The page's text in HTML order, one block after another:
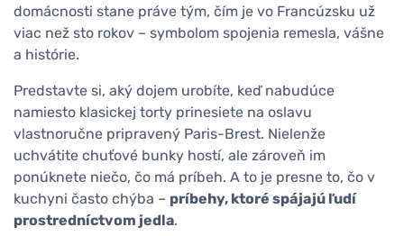
domácnosti stane práve tým, čím je vo Francúzsku už
viac než sto rokov – symbolom spojenia remesla, vášne
a histórie.
Predstavte si, aký dojem urobíte, keď nabudúce
namiesto klasickej torty prinesiete na oslavu
vlastnoručne pripravený Paris-Brest. Nielenže
uchvátite chuťové bunky hostí, ale zároveň im
ponúknete niečo, čo má príbeh. A to je presne to, čo v
kuchyni často chýba – príbehy, ktoré spájajú ľudí
prostredníctvom jedla.